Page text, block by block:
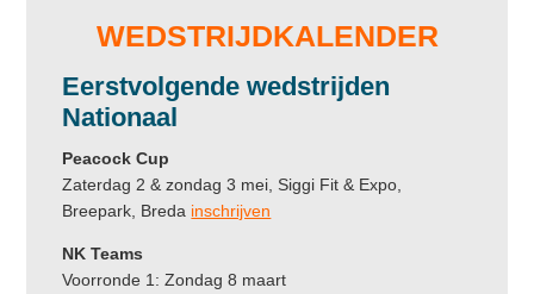
SidebarWEDSTRIJDKALENDER
Eerstvolgendewedstrijden
Nationaal
Peacock Cup
Zaterdag 2 & zondag 3 mei, Siggi Fit & Expo,
Breepark, Breda inschrijven
NK Teams
Voorronde 1: Zondag 8 maart